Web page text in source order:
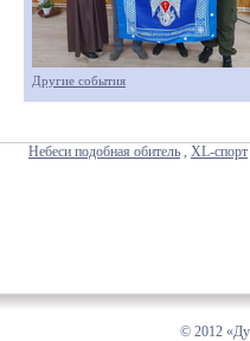
Другие события
Небеси подобная обитель , XL-спорт
© 2012